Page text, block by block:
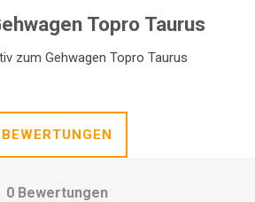
Topro Taurus
zum Gehwagen Topro Taurus
BEWERTUNGEN
0 Bewertungen